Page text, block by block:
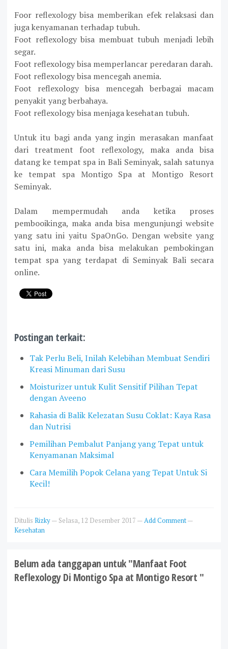
Foor reflexology bisa memberikan efek relaksasi dan
juga kenyamanan terhadap tubuh.
Foot reflexology bisa membuat tubuh menjadi lebih
segar.
Foot reflexology bisa memperlancar peredaran darah.
Foot reflexology bisa mencegah anemia.
Foot reflexology bisa mencegah berbagai macam
penyakit yang berbahaya.
Foot reflexology bisa menjaga kesehatan tubuh.
Untuk itu bagi anda yang ingin merasakan manfaat
dari treatment foot reflexology, maka anda bisa
datang ke tempat spa in Bali Seminyak, salah satunya
ke tempat spa Montigo Spa at Montigo Resort
Seminyak.
Dalam mempermudah anda ketika proses
pembooikinga, maka anda bisa mengunjungi website
yang satu ini yaitu SpaOnGo. Dengan website yang
satu ini, maka anda bisa melakukan pembokingan
tempat spa yang terdapat di Seminyak Bali secara
online.
Postingan terkait:
Tak Perlu Beli, Inilah Kelebihan Membuat Sendiri
Kreasi Minuman dari Susu
Moisturizer untuk Kulit Sensitif Pilihan Tepat
dengan Aveeno
Rahasia di Balik Kelezatan Susu Coklat: Kaya Rasa
dan Nutrisi
Pemilihan Pembalut Panjang yang Tepat untuk
Kenyamanan Maksimal
Cara Memilih Popok Celana yang Tepat Untuk Si
Kecil!
Ditulis Rizky— Selasa, 12 Desember 2017 —Add Comment—
Kesehatan
Belum ada tanggapan untuk "Manfaat Foot
Reflexology Di Montigo Spa at Montigo Resort "